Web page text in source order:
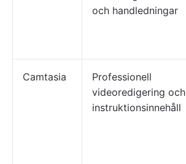
och handledningar
Camtasia
Professionell
videoredigering och
instruktionsinnehåll